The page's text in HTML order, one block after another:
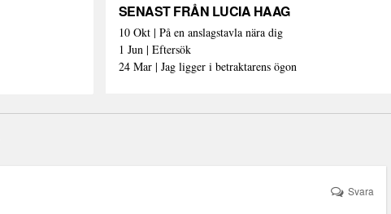
SENAST FRÅN LUCIA HAAG
10 Okt | På en anslagstavla nära dig
1 Jun | Eftersök
24 Mar | Jag ligger i betraktarens ögon
Svara